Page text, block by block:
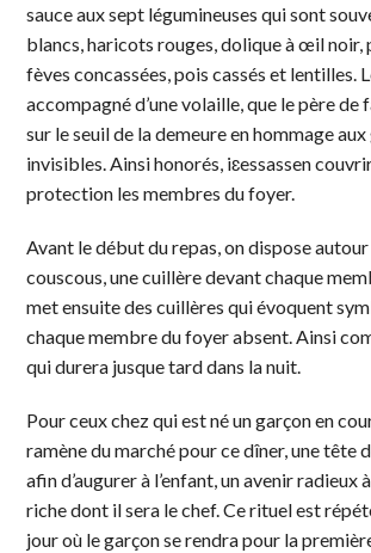
sauce aux sept légumineuses qui sont
blancs, haricots rouges, dolique à œil noir,
fèves concassées, pois cassés et lentilles.
accompagné d’une volaille, que le père
sur le seuil de la demeure en hommage
invisibles. Ainsi honorés, iɛessassen
protection les membres du foyer.
Avant le début du repas, on dispose
couscous, une cuillère devant chaque
met ensuite des cuillères qui évoquent
chaque membre du foyer absent. Ainsi
qui durera jusque tard dans la nuit.
Pour ceux chez qui est né un garçon en
ramène du marché pour ce dîner, une
afin d’augurer à l’enfant, un avenir radieux
riche dont il sera le chef. Ce rituel est
jour où le garçon se rendra pour la